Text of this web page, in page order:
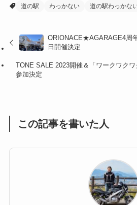
(47)
(16)
道の駅
わっかない 道の駅わっかな
ORIONACE★AGARAGE4周
日開催決定
TONE SALE 2023開催＆「ワークワクワ
参加決定
この記事を書いた人